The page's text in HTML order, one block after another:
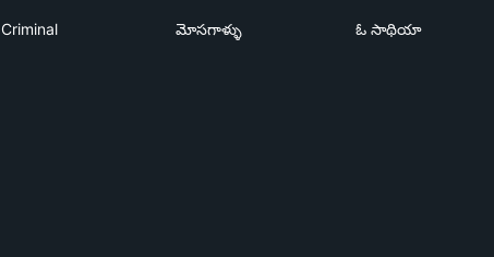
Criminal
మోసగాళ్ళు
ఓ సాథియా